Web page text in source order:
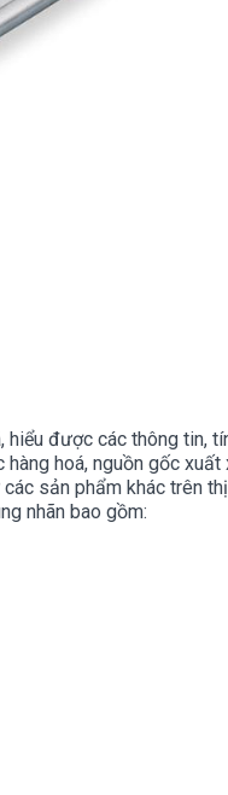
hiểu được các thông tin,
hoá, nguồn gốc
sản phẩm khác trên
nhãn bao gồm: